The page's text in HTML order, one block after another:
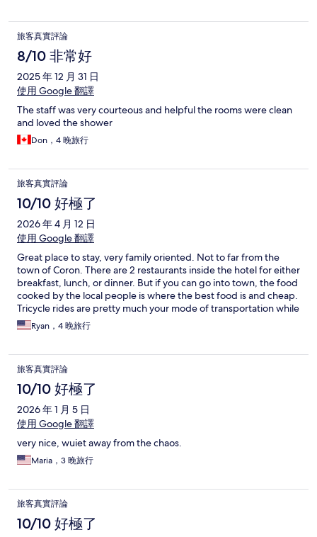
旅客真實評論
8/10 非常好
2025 年 12 月 31 日
使用 Google 翻譯
The staff was very courteous and helpful the rooms were clean
and loved the shower
Don，4 晚旅行
旅客真實評論
10/10 好極了
2026 年 4 月 12 日
使用 Google 翻譯
Great place to stay, very family oriented. Not to far from the
town of Coron. There are 2 restaurants inside the hotel for either
breakfast, lunch, or dinner. But if you can go into town, the food
cooked by the local people is where the best food is and cheap.
Tricycle rides are pretty much your mode of transportation while
youre there and its a great experience. The local people are
wonderful and if you want tours at great prices and amazing
Ryan，4 晚旅行
旅客真實評論
10/10 好極了
2026 年 1 月 5 日
使用 Google 翻譯
very nice, wuiet away from the chaos.
Maria，3 晚旅行
旅客真實評論
10/10 好極了